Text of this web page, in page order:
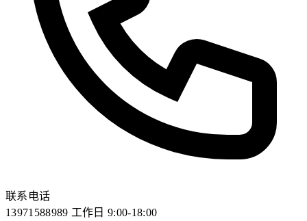
联系电话
13971588989 工作日 9:00-18:00